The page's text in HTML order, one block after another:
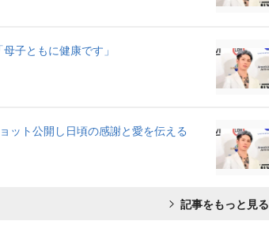
子ともに健康です」
ット公開し日頃の感謝と愛を伝える
記事をもっと見る